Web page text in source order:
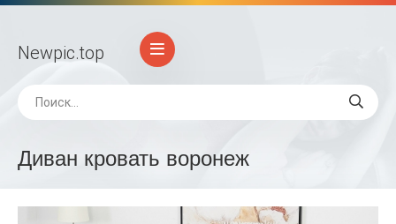
Newpic.top
Диван кровать воронеж